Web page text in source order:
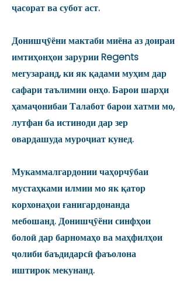
ҷасорат ва субот аст.
Донишҷӯёни мактаби миёна аз доираи
имтиҳонҳои зарурии Regents
мегузаранд, ки як қадами муҳим дар
сафари таълимии онҳо. Барои шарҳи
ҳамаҷонибаи Талабот барои хатми мо,
лутфан ба истиноди дар зер
овардашуда муроҷиат кунед.
Мукаммалгардонии чаҳорчӯбаи
мустаҳками илмии мо як қатор
корхонаҳои ғанигардонанда
мебошанд. Донишҷӯёни синфҳои
болоӣ дар барномаҳо ва маҳфилҳои
ҷолиби баъдидарсӣ фаъолона
иштирок мекунанд.